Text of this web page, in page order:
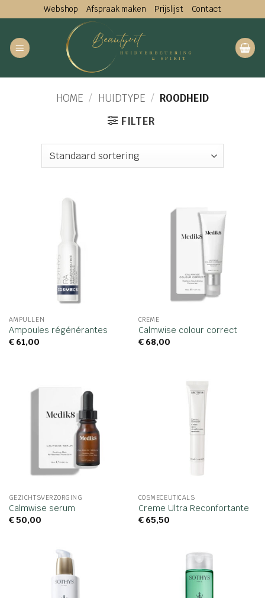
naar
inhoud
Webshop Afspraak maken Prijslijst Contact
HOME / HUIDTYPE / ROODHEID
FILTER
AMPULLEN
Ampoules régénérantes
€61,00
CREME
Calmwise colour correct
€68,00
GEZICHTSVERZORGING
Calmwise serum
€50,00
COSMECEUTICALS
Creme Ultra Reconfortante
€65,50